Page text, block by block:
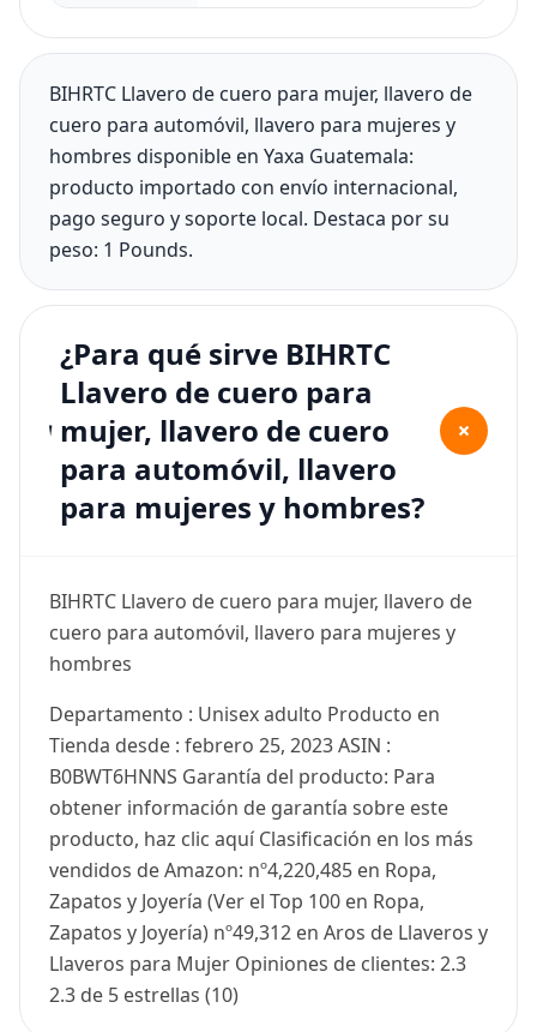
BIHRTC Llavero de cuero para mujer, llavero de
cuero para automóvil, llavero para mujeres y
hombres disponible en Yaxa Guatemala:
producto importado con envío internacional,
pago seguro y soporte local. Destaca por su
peso: 1 Pounds.
¿Para qué sirve BIHRTC
Llavero de cuero para
mujer, llavero de cuero
para automóvil, llavero
para mujeres y hombres?
+
BIHRTC Llavero de cuero para mujer, llavero de
cuero para automóvil, llavero para mujeres y
hombres
Departamento : Unisex adulto Producto en
Tienda desde : febrero 25, 2023 ASIN :
B0BWT6HNNS Garantía del producto: Para
obtener información de garantía sobre este
producto, haz clic aquí Clasificación en los más
vendidos de Amazon: nº4,220,485 en Ropa,
Zapatos y Joyería (Ver el Top 100 en Ropa,
Zapatos y Joyería) nº49,312 en Aros de Llaveros y
Llaveros para Mujer Opiniones de clientes: 2.3
2.3 de 5 estrellas (10)